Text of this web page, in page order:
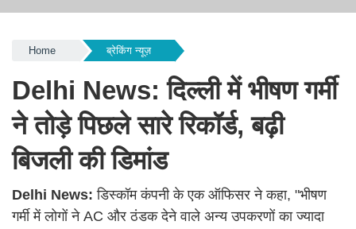
Home ब्रेकिंग न्यूज़
Delhi News: दिल्ली में भीषण गर्मी
ने तोड़े पिछले सारे रिकॉर्ड, बढ़ी
बिजली की डिमांड
Delhi News: डिस्कॉम कंपनी के एक ऑफिसर ने कहा, "भीषण
गर्मी में लोगों ने AC और ठंडक देने वाले अन्य उपकरणों का ज्यादा